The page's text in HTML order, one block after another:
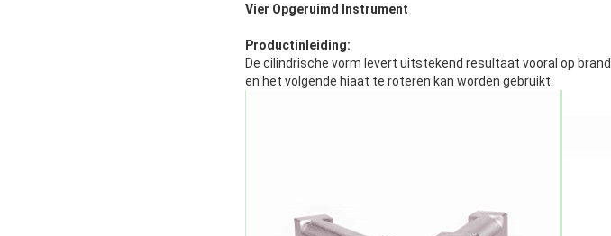
Vier Opgeruimd Instrument
Productinleiding:
De cilindrische vorm levert uitstekend resultaat vooral op
en het volgende hiaat te roteren kan worden gebruikt.